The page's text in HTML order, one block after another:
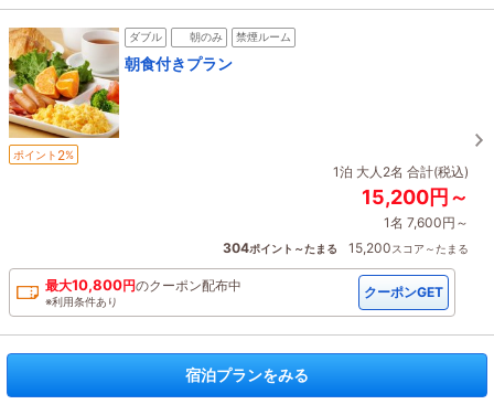
ダブル 朝のみ 禁煙ルーム
朝食付きプラン
ポイント 2%
1泊 大人2名 合計(税込)
15,200円～
1名 7,600円～
304ポイント～たまる 15,200スコア～たまる
最大10,800円のクーポン配布中
※利用条件あり
クーポンGET
宿泊プランをみる